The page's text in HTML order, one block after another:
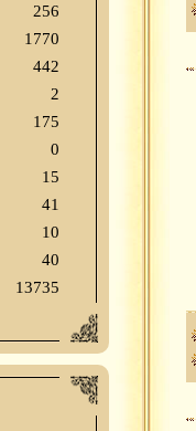
256
1770
442
2
175
0
15
41
10
40
13735